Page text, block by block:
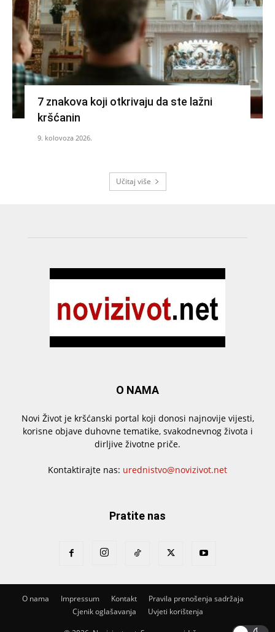
7 znakova koji otkrivaju da ste lažni
kršćanin
9. kolovoza 2026.
Učitaj više
O NAMA
Novi Život je kršćanski portal koji donosi najnovije vijesti,
korisne objave duhovne tematike, svakodnevnog života i
dirljive životne priče.
Kontaktirajte nas: urednistvo@novizivot.net
Pratite nas
O nama Impressum Kontakt
Pravila prenošenja sadržaja
Cjenik oglašavanja
Uvjeti korištenja